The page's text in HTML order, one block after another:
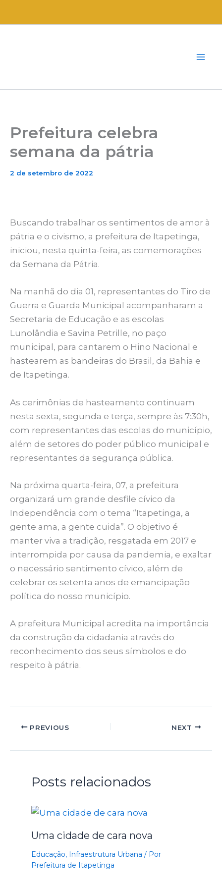
Prefeitura celebra
semana da pátria
2 de setembro de 2022
Buscando trabalhar os sentimentos de amor à
pátria e o civismo, a prefeitura de Itapetinga,
iniciou, nesta quinta-feira, as comemorações
da Semana da Pátria.
Na manhã do dia 01, representantes do Tiro de
Guerra e Guarda Municipal acompanharam a
Secretaria de Educação e as escolas
Lunolândia e Savina Petrille, no paço
municipal, para cantarem o Hino Nacional e
hastearem as bandeiras do Brasil, da Bahia e
de Itapetinga.
As cerimônias de hasteamento continuam
nesta sexta, segunda e terça, sempre às 7:30h,
com representantes das escolas do município,
além de setores do poder público municipal e
representantes da segurança pública.
Na próxima quarta-feira, 07, a prefeitura
organizará um grande desfile cívico da
Independência com o tema “Itapetinga, a
gente ama, a gente cuida”. O objetivo é
manter viva a tradição, resgatada em 2017 e
interrompida por causa da pandemia, e exaltar
o necessário sentimento cívico, além de
celebrar os setenta anos de emancipação
política do nosso município.
A prefeitura Municipal acredita na importância
da construção da cidadania através do
reconhecimento dos seus símbolos e do
respeito à pátria.
PREVIOUS NEXT
Posts relacionados
Uma cidade de cara nova
Educação, Infraestrutura Urbana / Por
Prefeitura de Itapetinga